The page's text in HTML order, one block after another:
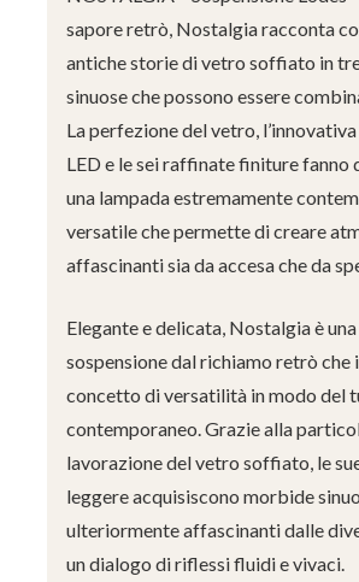
sapore retrò, Nostalgia racconta
antiche storie di vetro soffiato in
sinuose che possono essere
La perfezione del vetro,
LED e le sei raffinate finiture fanno
una lampada estremamente
versatile che permette di creare
affascinanti sia da accesa che da
Elegante e delicata, Nostalgia è
sospensione dal richiamo retrò
concetto di versatilità in modo del
contemporaneo. Grazie alla
lavorazione del vetro soffiato, le
leggere acquisiscono morbide
ulteriormente affascinanti dalle
un dialogo di riflessi fluidi e vivaci.